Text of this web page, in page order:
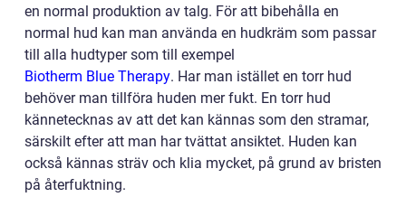
en normal produktion av talg. För att bibehålla en
normal hud kan man använda en hudkräm som passar
till alla hudtyper som till exempel
Biotherm Blue Therapy. Har man istället en torr hud
behöver man tillföra huden mer fukt. En torr hud
kännetecknas av att det kan kännas som den stramar,
särskilt efter att man har tvättat ansiktet. Huden kan
också kännas sträv och klia mycket, på grund av bristen
på återfuktning.